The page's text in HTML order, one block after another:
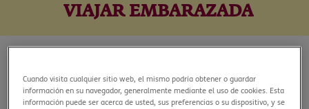
VIAJAR EMBARAZADA
La espera de un bebé es un momento muy emocionante, y
Cuando visita cualquier sitio web, el mismo podría obtener o guardar
información en su navegador, generalmente mediante el uso de cookies. Esta
información puede ser acerca de usted, sus preferencias o su dispositivo, y se